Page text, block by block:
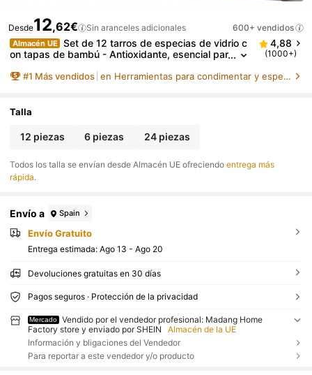
Desde12,62€ Sin aranceles adicionales 600+ vendidos
Almacén UE
Set de 12 tarros de especias de vidrio c
on tapas de bambú - Antioxidante, esencial par
een, almacenamiento navideño, tarro de azúcar de
4,88
(1000+)
#1 Más vendidos en Herramientas para condimentar y especia
Talla
12 piezas 6 piezas 24 piezas
Todos los talla se envían desde Almacén UE ofreciendoentrega más
rápida.
Envío a Spain
Envío Gratuito
Entrega estimada: Ago 13 - Ago 20
Devoluciones gratuitas en 30 días
Pagos seguros · Protección de la privacidad
Mercado
Vendido por el vendedor profesional: Madang Home
Factory store y enviado por SHEIN
Almacén de la UE
Información y bligaciones del Vendedor
Para reportar a este vendedor y/o producto